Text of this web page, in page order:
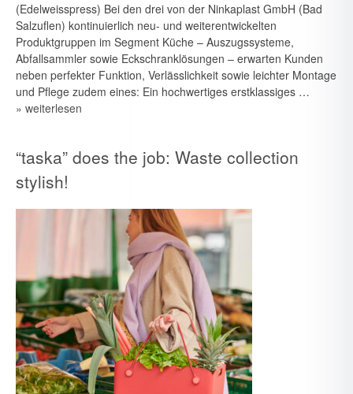
(Edelweisspress) Bei den drei von der Ninkaplast GmbH (Bad
Salzuflen) kontinuierlich neu- und weiterentwickelten
Produktgruppen im Segment Küche – Auszugssysteme,
Abfallsammler sowie Eckschranklösungen – erwarten Kunden
neben perfekter Funktion, Verlässlichkeit sowie leichter Montage
und Pflege zudem eines: Ein hochwertiges erstklassiges …
» weiterlesen
“taska” does the job: Waste collection
stylish!